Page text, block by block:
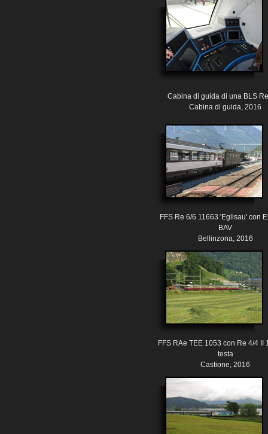
Cabina di guida di una BLS
Cabina di guida, 2016
FFS Re 6/6 11663 'Eglisau' con
BAV
Bellinzona, 2016
FFS RAe TEE 1053 con Re 4/4 II
testa
Castione, 2016